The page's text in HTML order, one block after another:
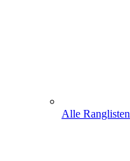
Alle Ranglisten